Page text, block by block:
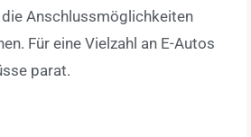
Anschlussmöglichkeiten
Für eine Vielzahl an E-Autos
parat.